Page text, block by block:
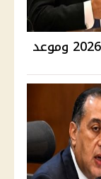
موقف ترحيل إجازة المولد النبوي 2026 وموعد